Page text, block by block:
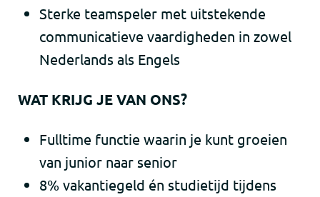
Sterke teamspeler met uitstekende
communicatieve vaardigheden in zowel
Nederlands als Engels
WAT KRIJG JE VAN ONS?
​Fulltime functie waarin je kunt groeien
van junior naar senior
8% vakantiegeld én studietijd tijdens